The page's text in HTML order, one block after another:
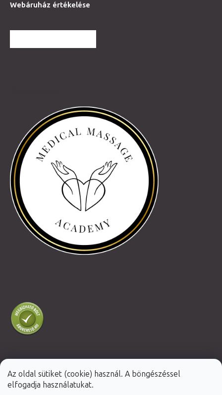
Az oldal sütiket (cookie) használ. A böngészéssel
elfogadja használatukat.
Webáruház értékelése
Shoptet Premium készítette